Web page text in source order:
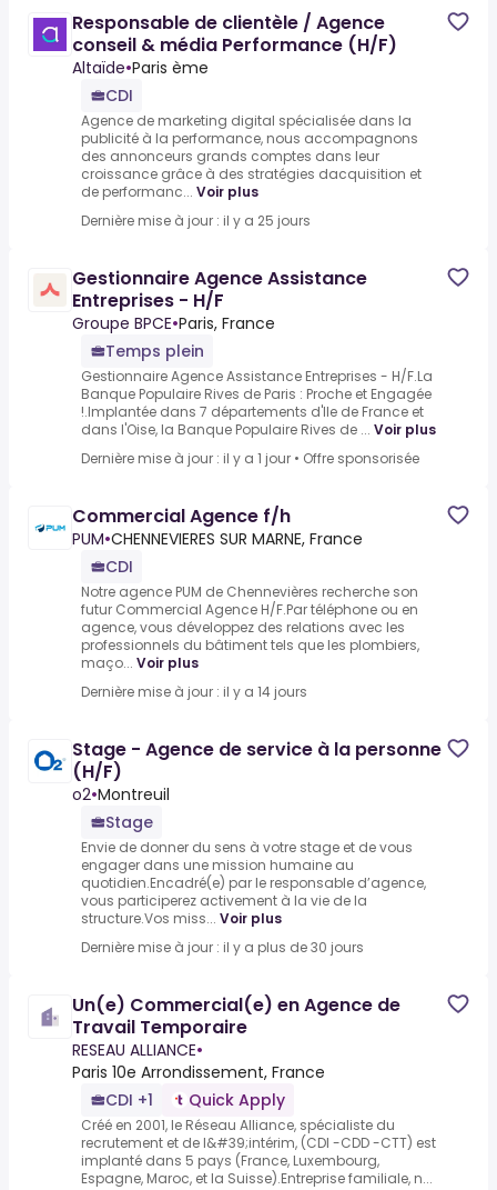
Responsable de clientèle / Agence
conseil & média Performance (H/F)
Altaïde•Paris ème
CDI
Agence de marketing digital spécialisée dans la
publicité à la performance, nous accompagnons
des annonceurs grands comptes dans leur
croissance grâce à des stratégies dacquisition et
de performanc... Voir plus
Dernière mise à jour : il y a 25 jours
Gestionnaire Agence Assistance
Entreprises - H/F
Groupe BPCE•Paris, France
Temps plein
Gestionnaire Agence Assistance Entreprises - H/F.La
Banque Populaire Rives de Paris : Proche et Engagée
!.Implantée dans 7 départements d'Ile de France et
dans l'Oise, la Banque Populaire Rives de ... Voir plus
Dernière mise à jour : il y a 1 jour • Offre sponsorisée
Commercial Agence f/h
PUM•CHENNEVIERES SUR MARNE, France
CDI
Notre agence PUM de Chennevières recherche son
futur Commercial Agence H/F.Par téléphone ou en
agence, vous développez des relations avec les
professionnels du bâtiment tels que les plombiers,
maço... Voir plus
Dernière mise à jour : il y a 14 jours
Stage - Agence de service à la personne
(H/F)
o2•Montreuil
Stage
Envie de donner du sens à votre stage et de vous
engager dans une mission humaine au
quotidien.Encadré(e) par le responsable d’agence,
vous participerez activement à la vie de la
structure.Vos miss... Voir plus
Dernière mise à jour : il y a plus de 30 jours
Un(e) Commercial(e) en Agence de
Travail Temporaire
RESEAU ALLIANCE•
Paris 10e Arrondissement, France
CDI +1
Quick Apply
Créé en 2001, le Réseau Alliance, spécialiste du
recrutement et de l&#39;intérim, (CDI -CDD -CTT) est
implanté dans 5 pays (France, Luxembourg,
Espagne, Maroc, et la Suisse).Entreprise familiale, n...